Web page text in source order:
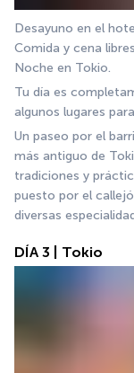
Desayuno en el
Comida y cena
Noche en Tokio.
Tu día es
algunos lugares
Un paseo por el
más antiguo de
tradiciones y
puesto por el
diversas
DÍA 3 | Tokio